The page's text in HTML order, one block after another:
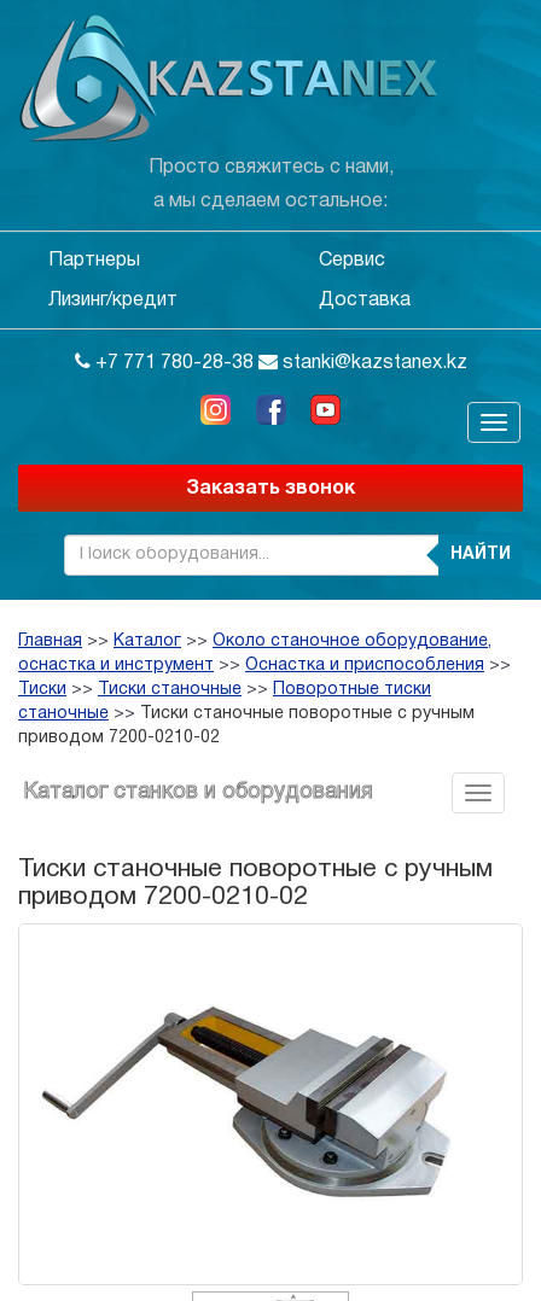
Просто свяжитесь с нами,
а мы сделаем остальное:
Партнеры Сервис
Лизинг/кредит Доставка
+7 771 780-28-38 stanki@kazstanex.kz
Заказать звонок
НАЙТИ
Главная >> Каталог >> Около станочное оборудование,
оснастка и инструмент >> Оснастка и приспособления >>
Тиски >> Тиски станочные >>
Поворотные тиски
станочные >>
Тиски станочные поворотные с ручным
приводом 7200-0210-02
Каталог станков и оборудования
Тиски станочные поворотные с ручным
приводом 7200-0210-02